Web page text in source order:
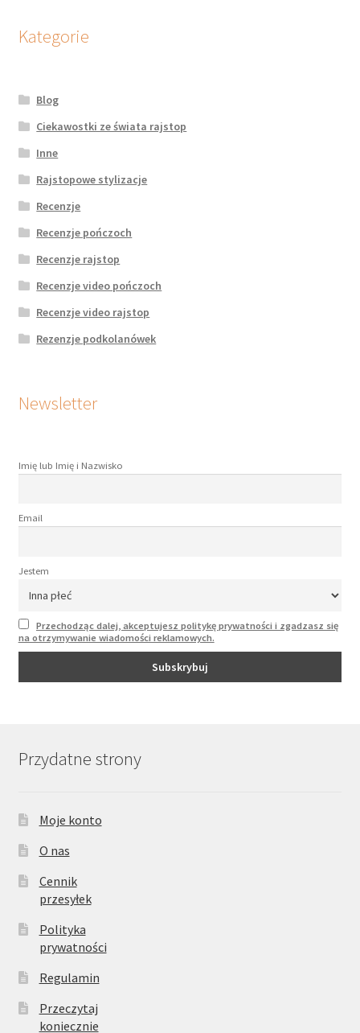
Kategorie
Blog
Ciekawostki ze świata rajstop
Inne
Rajstopowe stylizacje
Recenzje
Recenzje pończoch
Recenzje rajstop
Recenzje video pończoch
Recenzje video rajstop
Rezenzje podkolanówek
Newsletter
Imię lub Imię i Nazwisko
Email
Jestem
Przechodząc dalej, akceptujesz politykę prywatności i zgadzasz się
na otrzymywanie wiadomości reklamowych.
Przydatne strony
Moje konto
O nas
Cennik
przesyłek
Polityka
prywatności
Regulamin
Przeczytaj
koniecznie